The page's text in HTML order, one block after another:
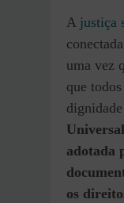
A justiça
uma vez
que
adotada
os